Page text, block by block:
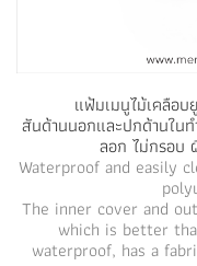
แฟ้มเมนูไม้เคลือบ
สันด้านนอกและปกด้านใน
ลอก ไม่กรอบ
Waterproof and easily
The inner cover and
which is better
waterproof, has a